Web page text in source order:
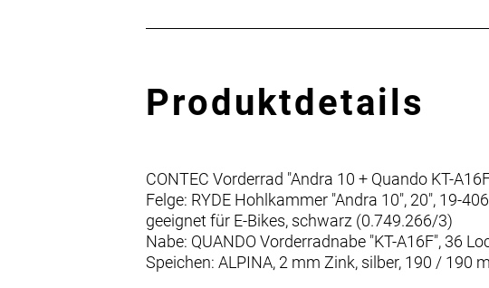
Produktdetails
CONTEC Vorderrad "Andra 10 + Quando KT-
Felge: RYDE Hohlkammer "Andra 10", 20", 19-
geeignet für E-Bikes, schwarz (0.749.266/3)
Nabe: QUANDO Vorderradnabe "KT-A16F", 36
Speichen: ALPINA, 2 mm Zink, silber, 190 / 190